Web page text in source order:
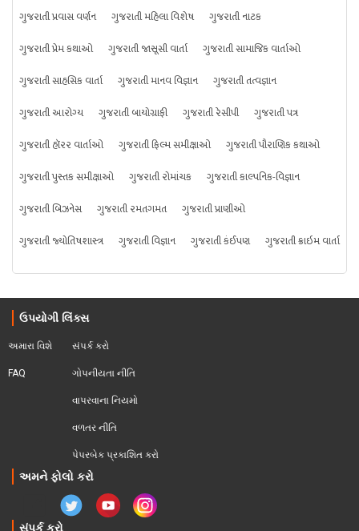
ગુજરાતી પ્રવાસ વર્ણન
ગુજરાતી મહિલા વિશેષ
ગુજરાતી નાટક
ગુજરાતી પ્રેમ કથાઓ
ગુજરાતી જાસૂસી વાર્તા
ગુજરાતી સામાજિક વાર્તાઓ
ગુજરાતી સાહસિક વાર્તા
ગુજરાતી માનવ વિજ્ઞાન
ગુજરાતી તત્વજ્ઞાન
ગુજરાતી આરોગ્ય
ગુજરાતી બાયોગ્રાફી ગુજરાતી રેસીપી
ગુજરાતી પત્ર
ગુજરાતી હૉરર વાર્તાઓ
ગુજરાતી ફિલ્મ સમીક્ષાઓ
ગુજરાતી પૌરાણિક કથાઓ
ગુજરાતી પુસ્તક સમીક્ષાઓ
ગુજરાતી રોમાંચક
ગુજરાતી કાલ્પનિક-વિજ્ઞાન
ગુજરાતી બિઝનેસ
ગુજરાતી રમતગમત
ગુજરાતી પ્રાણીઓ
ગુજરાતી જ્યોતિષશાસ્ત્ર
ગુજરાતી વિજ્ઞાન ગુજરાતી કંઈપણ ગુજરાતી ક્રાઇમ વાર્તા
ઉપયોગી લિંક્સ
અમારા વિશે
FAQ
સંપર્ક કરો
ગોપનીયતા નીતિ
વાપરવાના નિયમો
વળતર નીતિ
પેપરબેક પ્રકાશિત કરો
અમને ફોલો કરો
સંપર્ક કરો